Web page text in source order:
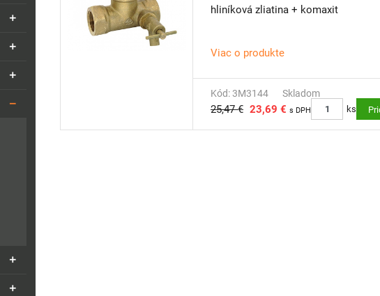
hliníková zliatina + komaxit
Viac o produkte
Kód: 3M3144 Skladom
25,47 € 23,69 € s DPH ks